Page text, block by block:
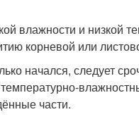
влажности и низкой
корневой или
начался, следует
части.